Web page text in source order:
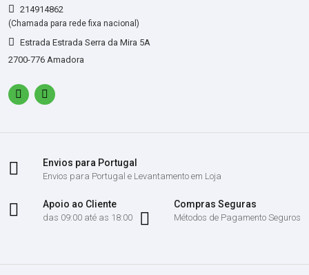
214914862
(Chamada para rede fixa nacional)
Estrada Estrada Serra da Mira 5A
2700-776 Amadora
Envios para Portugal
Envios para Portugal e Levantamento em Loja
Apoio ao Cliente
das 09:00 até as 18:00
Compras Seguras
Métodos de Pagamento Seguros